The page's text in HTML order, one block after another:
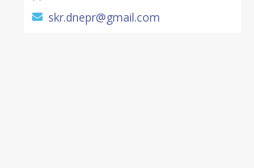
skr.dnepr@gmail.com